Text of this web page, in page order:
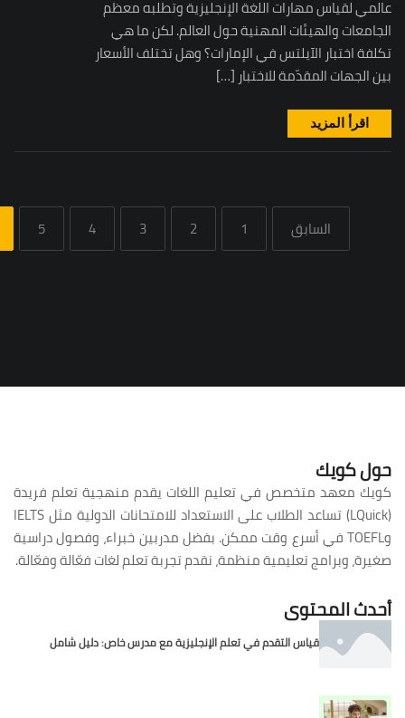
عالمي لقياس مهارات اللغة الإنجليزية وتطلبه معظم
الجامعات والهيئات المهنية حول العالم. لكن ما هي
تكلفة اختبار الآيلتس في الإمارات؟ وهل تختلف الأسعار
بين الجهات المقدّمة للاختبار […]
اقرأ المزيد
السابق 1
2
3
4
5
حول كويك
كويك معهد متخصص في تعليم اللغات يقدم منهجية تعلم فريدة
(LQuick) تساعد الطلاب على الاستعداد للامتحانات الدولية مثل IELTS
وTOEFL في أسرع وقت ممكن. بفضل مدربين خبراء، وفصول دراسية
صغيرة، وبرامج تعليمية منظمة، نقدم تجربة تعلم لغات فعّالة وفعّالة.
أحدث المحتوى
قياس التقدم في تعلم الإنجليزية مع مدرس خاص: دليل شامل